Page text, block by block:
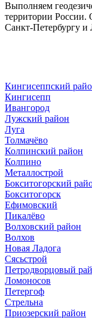
Выполняем
территории
Санкт-Петербургу и
Кингисеппский
Кингисепп
Ивангород
Лужский район
Луга
Толмачёво
Колпинский район
Колпино
Металлострой
Бокситогорский
Бокситогорск
Ефимовский
Пикалёво
Волховский район
Волхов
Новая Ладога
Сясьстрой
Петродворцовый
Ломоносов
Петергоф
Стрельна
Приозерский район